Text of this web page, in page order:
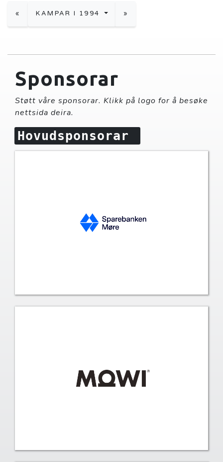
« KAMPAR I 1994 »
Sponsorar
Støtt våre sponsorar. Klikk på logo for å besøke
nettsida deira.
Hovudsponsorar